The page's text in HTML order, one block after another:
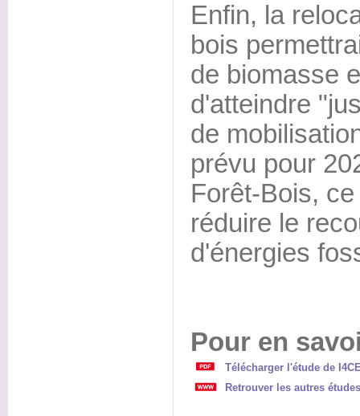
Enfin, la
bois
de biomasse
d'atteindre
de
prévu pour
Forêt-Bois,
réduire le
d'énergies
Pour en
Télécharger l'étude de
Retrouver les autres